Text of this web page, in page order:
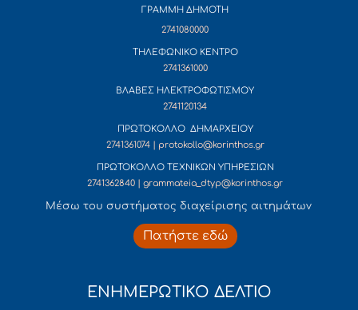
ΓΡΑΜΜΗ ΔΗΜΟΤΗ
2741080000
ΤΗΛΕΦΩΝΙΚΟ ΚΕΝΤΡΟ
2741361000
ΒΛΑΒΕΣ ΗΛΕΚΤΡΟΦΩΤΙΣΜΟΥ
2741120134
ΠΡΩΤΟΚΟΛΛΟ ΔΗΜΑΡΧΕΙΟΥ
2741361074 | protokollo@korinthos.gr
ΠΡΩΤΟΚΟΛΛΟ ΤΕΧΝΙΚΩΝ ΥΠΗΡΕΣΙΩΝ
2741362840 | grammateia_dtyp@korinthos.gr
Mέσω του συστήματος διαχείρισης αιτημάτων
Πατήστε εδώ
ΕΝΗΜΕΡΩΤΙΚΟ ΔΕΛΤΙΟ